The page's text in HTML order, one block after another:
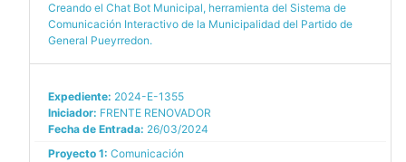
Creando el Chat Bot Municipal, herramienta del Sistema de
Comunicación Interactivo de la Municipalidad del Partido de
General Pueyrredon.
Expediente: 2024-E-1355
Iniciador: FRENTE RENOVADOR
Fecha de Entrada: 26/03/2024
Proyecto 1: Comunicación